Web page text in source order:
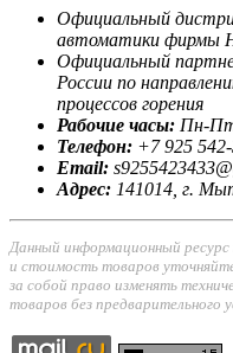
Официальный
автоматики фирмы
Официальный
России по
процессов горения
Рабочие часы: Пн-Пт
Телефон: +7 925
Email:
Адрес: 141014, г.
Данный информационный
и стоимость товаров
за собой право изменять
товаров без предварительного